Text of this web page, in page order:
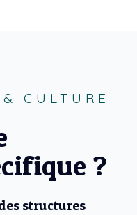
CULTURE
?
structures